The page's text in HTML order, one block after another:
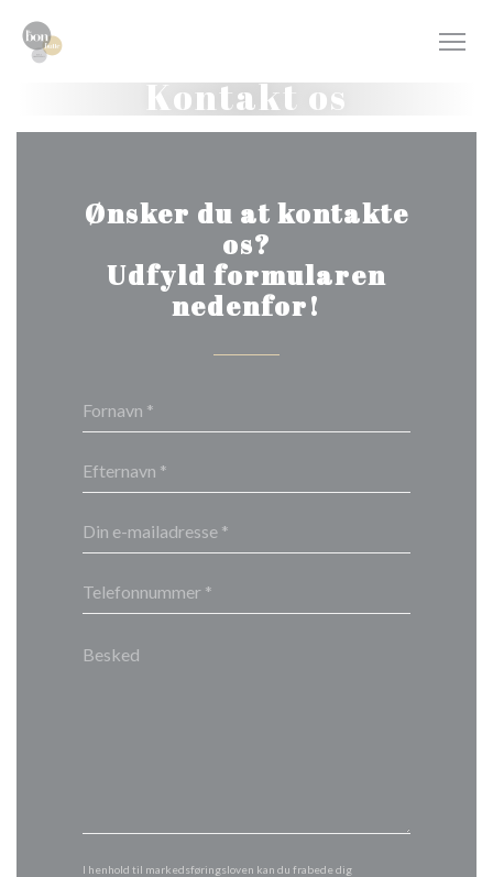
Kontakt os
Ønsker du at kontakte
os?
Udfyld formularen
nedenfor!
I henhold til markedsføringsloven kan du frabede dig